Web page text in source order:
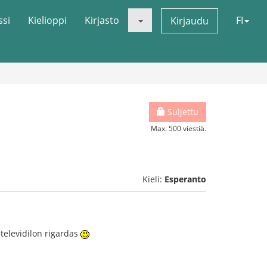
Kielioppi Kirjasto Kirjaudu FI
Suljettu
Max. 500 viestiä.
Kieli: Esperanto
rigardas